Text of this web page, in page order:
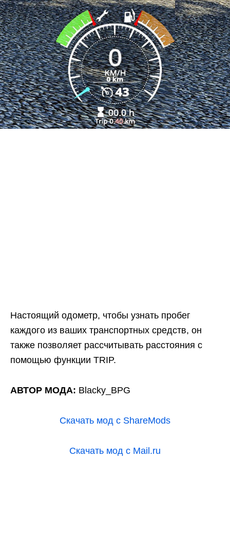
Настоящий одометр, чтобы узнать пробег
каждого из ваших транспортных средств, он
также позволяет рассчитывать расстояния с
помощью функции TRIP.
АВТОР МОДА: Blacky_BPG
Скачать мод с ShareMods
Скачать мод с Mail.ru